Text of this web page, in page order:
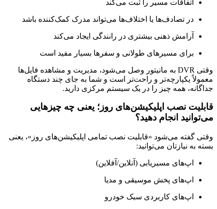
اتفاقات مسیر را ثبت می‌کند
در تصادف‌ها یا اختلاف‌ها می‌تواند مدرک کمک‌کننده باشد
آرامش ذهنی بیشتری در رانندگی ایجاد می‌کند
برای مسیرهای طولانی و سفرها بسیار مفید است
وقتی DVR به مانیتور وصل می‌شود، مدیریت و مشاهده فایل‌ها
معمولاً یکپارچه‌تر و راحت‌تر است و شما به جای چند دستگاه
جداگانه، همه چیز را در یک سیستم مرکزی دارید.
قابلیت نصب اپلیکیشن‌های روز؛ یعنی چه چیزهایی
می‌توانید انجام دهید؟
وقتی گفته می‌شود «قابلیت نصب تمامی اپلیکیشن‌های روز»، یعنی
بسته به نیازتان می‌توانید:
اپ‌های مسیریابی (آنلاین/آفلاین)
اپ‌های پخش موسیقی و مدیا
اپ‌های کاربردی سبک خودرو